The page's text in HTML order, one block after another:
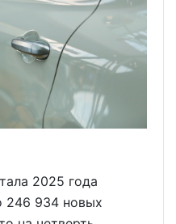
2025 года
246 934 новых